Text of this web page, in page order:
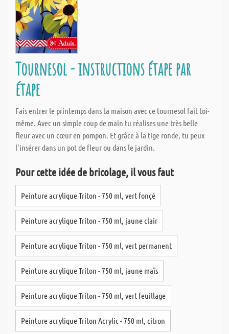
Tournesol - instructions étape par
étape
Fais entrer le printemps dans ta maison avec ce tournesol fait toi-
même. Avec un simple coup de main tu réalises une très belle
fleur avec un cœur en pompon. Et grâce à la tige ronde, tu peux
l'insérer dans un pot de fleur ou dans le jardin.
Pour cette idée de bricolage, il vous faut
Peinture acrylique Triton - 750 ml, vert fonçé
Peinture acrylique Triton - 750 ml, jaune clair
Peinture acrylique Triton - 750 ml, vert permanent
Peinture acrylique Triton - 750 ml, jaune maïs
Peinture acrylique Triton - 750 ml, vert feuillage
Peinture acrylique Triton Acrylic - 750 ml, citron